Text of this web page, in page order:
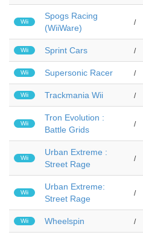
Wii
Spogs Racing
(WiiWare)
/
Wii Sprint Cars /
Wii Supersonic Racer /
Wii Trackmania Wii /
Wii
Tron Evolution :
Battle Grids
/
Wii
Urban Extreme :
Street Rage
/
Wii
Urban Extreme:
Street Rage
/
Wii Wheelspin /